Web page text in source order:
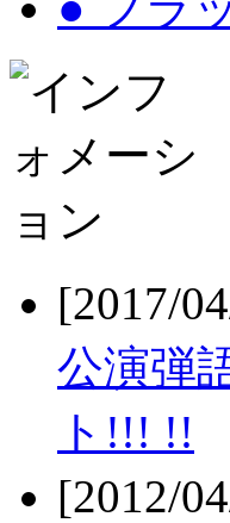
[2017/
公演弾
ト!!! !!
[2012/